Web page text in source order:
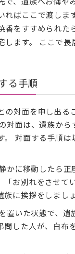
ればここで渡します
香をすすめられた
します。 ここで長
る手順
の対面を申し出る
対面は、遺族から
。 対面する手順は
かに移動したら正
「お別れをさせて
に挨拶をしましょ
置いた状態で、遺
問した人が、白布